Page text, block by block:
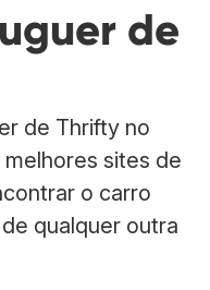
de
de Thrifty no
sites de
o carro
qualquer outra